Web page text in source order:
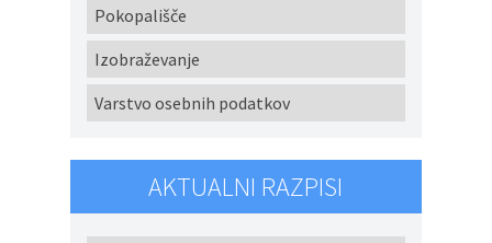
Pokopališče
Izobraževanje
Varstvo osebnih podatkov
AKTUALNI RAZPISI